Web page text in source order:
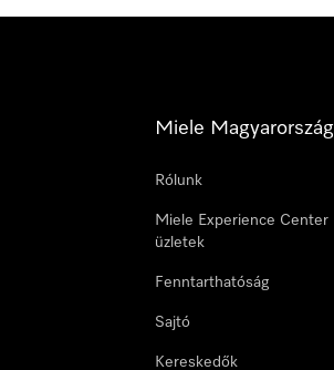
Miele Magyarország
Rólunk
Miele Experience Center
üzletek
Fenntarthatóság
Sajtó
Kereskedők